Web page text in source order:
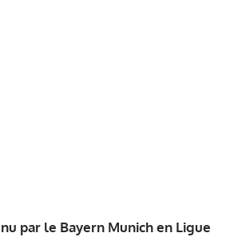
par le Bayern Munich en Ligue